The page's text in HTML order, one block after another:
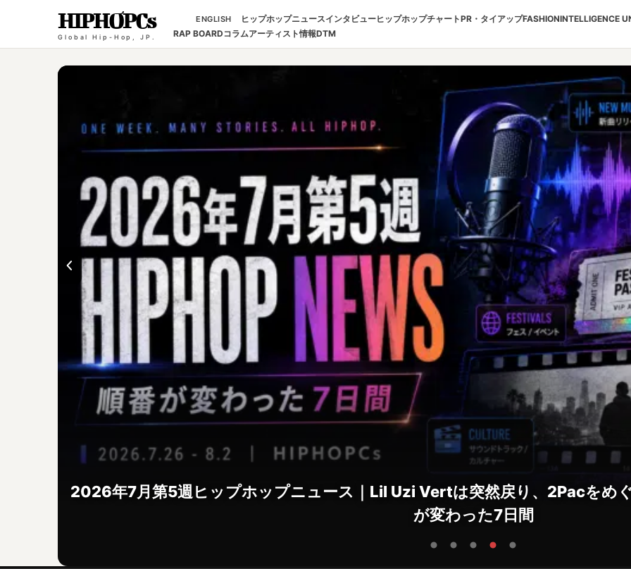
HIPHOPCs
Global Hip-Hop, JP.
ENGLISH ヒップホップニュースインタビューヒップホップチャートPR・タイアップFASHIONINTELLIGENCE
RAP BOARDコラムアーティスト情報DTM
2026年7月第5週ヒップホップニュース｜Lil Uzi Vertは突然戻り、2Pacをめ
が変わった7日間